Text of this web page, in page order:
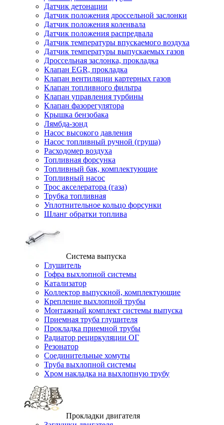
Датчик детонации
Датчик положения дроссельной заслонки
Датчик положения коленвала
Датчик положения распредвала
Датчик температуры впускаемого воздуха
Датчик температуры выпускаемых газов
Дроссельная заслонка, прокладка
Клапан EGR, прокладка
Клапан вентиляции картерных газов
Клапан топливного фильтра
Клапан управления турбины
Клапан фазорегулятора
Крышка бензобака
Лямбда-зонд
Насос высокого давления
Насос топливный ручной (груша)
Расходомер воздуха
Топливная форсунка
Топливный бак, комплектующие
Топливный насос
Трос акселератора (газа)
Трубка топливная
Уплотнительное кольцо форсунки
Шланг обратки топлива
Система выпуска
Глушитель
Гофра выхлопной системы
Катализатор
Коллектор выпускной, комплектующие
Крепление выхлопной трубы
Монтажный комплект системы выпуска
Приемная труба глушителя
Прокладка приемной трубы
Радиатор рециркуляции ОГ
Резонатор
Соединительные хомуты
Труба выхлопной системы
Хром накладка на выхлопную трубу
Прокладки двигателя